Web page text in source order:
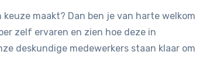
maakt? Dan ben je van harte welkom
zelf ervaren en zien hoe deze in
deskundige medewerkers staan klaar om